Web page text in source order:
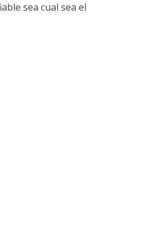
sea cual sea el